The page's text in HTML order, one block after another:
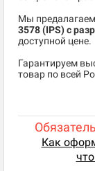
Мы
3578(IPS) c
доступной цене.
Гарантируем
товар по всей
Как